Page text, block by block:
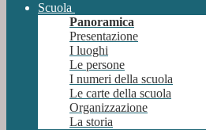
Scuola
Panoramica
Presentazione
I luoghi
Le persone
I numeri della scuola
Le carte della scuola
Organizzazione
La storia